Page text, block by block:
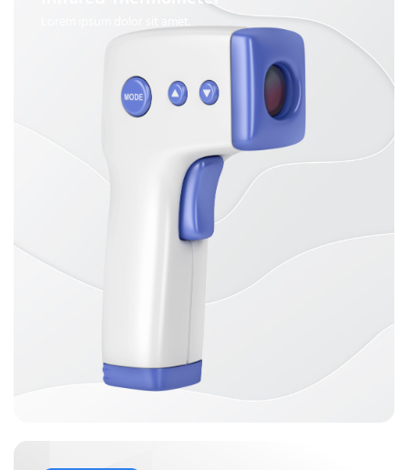
Lorem ipsum dolor sit amet.